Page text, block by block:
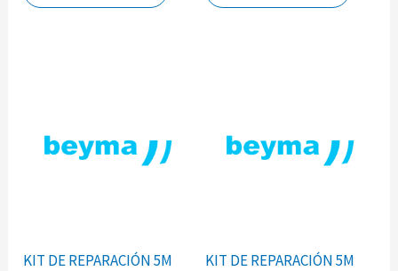
KIT DE REPARACIÓN 5M
KIT DE REPARACIÓN 5M